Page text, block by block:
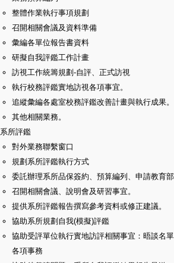
整體作業執行事項規劃
召開相關會議及資料準備
彙編各單位報告書資料
研擬自我評鑑工作計畫
訪視工作統籌規劃-自評、正式訪視
執行校務評鑑實地訪視各項事宜。
追縱彙編各處室校務評鑑改善計畫與執行成果。
其他相關業務。
系所評鑑
對外業務聯繫窗口
規劃系所評鑑執行方式
委託辦理系所品保簽約、預算編列、申請教育
召開相關會議、說明會及研習事宜。
提供系所評鑑報告撰寫參考資料或修正建議。
協助系所規劃自我(模擬)評鑑
協助受評單位執行實地訪評相關事宜：晤談名
各項事務